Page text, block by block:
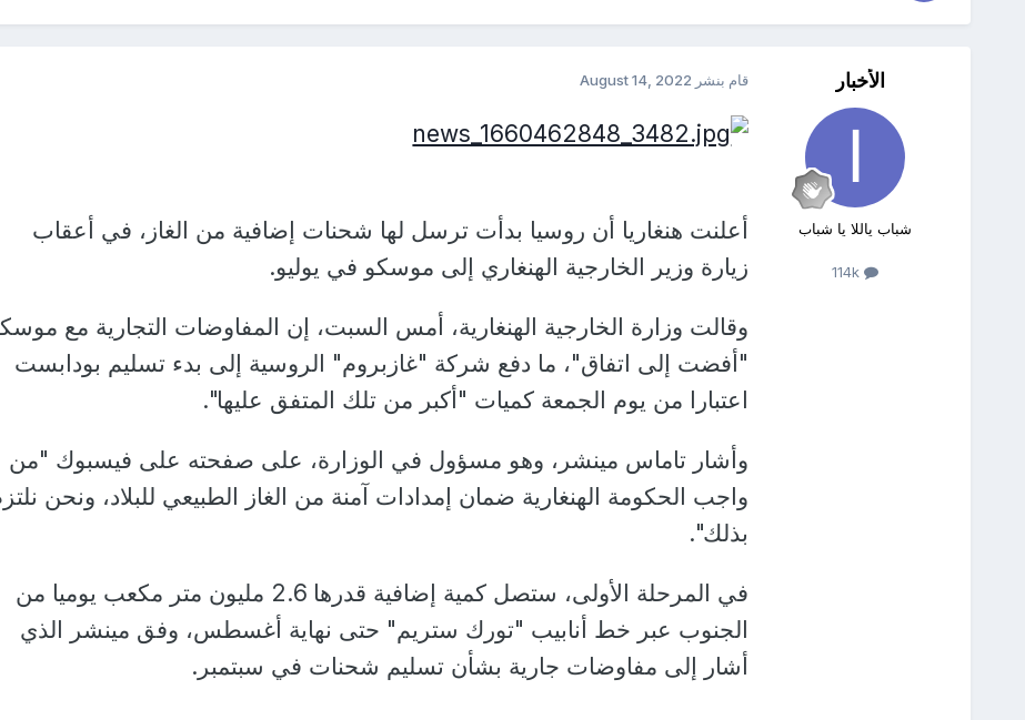
الأخبار
شباب ياللا يا شباب
114k
قام بنشر August 14, 2022
أعلنت هنغاريا أن روسيا بدأت ترسل لها شحنات إضافية من الغاز، في أعقاب
زيارة وزير الخارجية الهنغاري إلى موسكو في يوليو.
وقالت وزارة الخارجية الهنغارية، أمس السبت، إن المفاوضات التجارية مع
"أفضت إلى اتفاق"، ما دفع شركة "غازبروم" الروسية إلى بدء تسليم بودابست
اعتبارا من يوم الجمعة كميات "أكبر من تلك المتفق عليها".
وأشار تاماس مينشر، وهو مسؤول في الوزارة، على صفحته على فيسبوك "من
واجب الحكومة الهنغارية ضمان إمدادات آمنة من الغاز الطبيعي للبلاد، ونحن
بذلك".
في المرحلة الأولى، ستصل كمية إضافية قدرها 2.6 مليون متر مكعب يوميا من
الجنوب عبر خط أنابيب "تورك ستريم" حتى نهاية أغسطس، وفق مينشر الذي
أشار إلى مفاوضات جارية بشأن تسليم شحنات في سبتمبر.